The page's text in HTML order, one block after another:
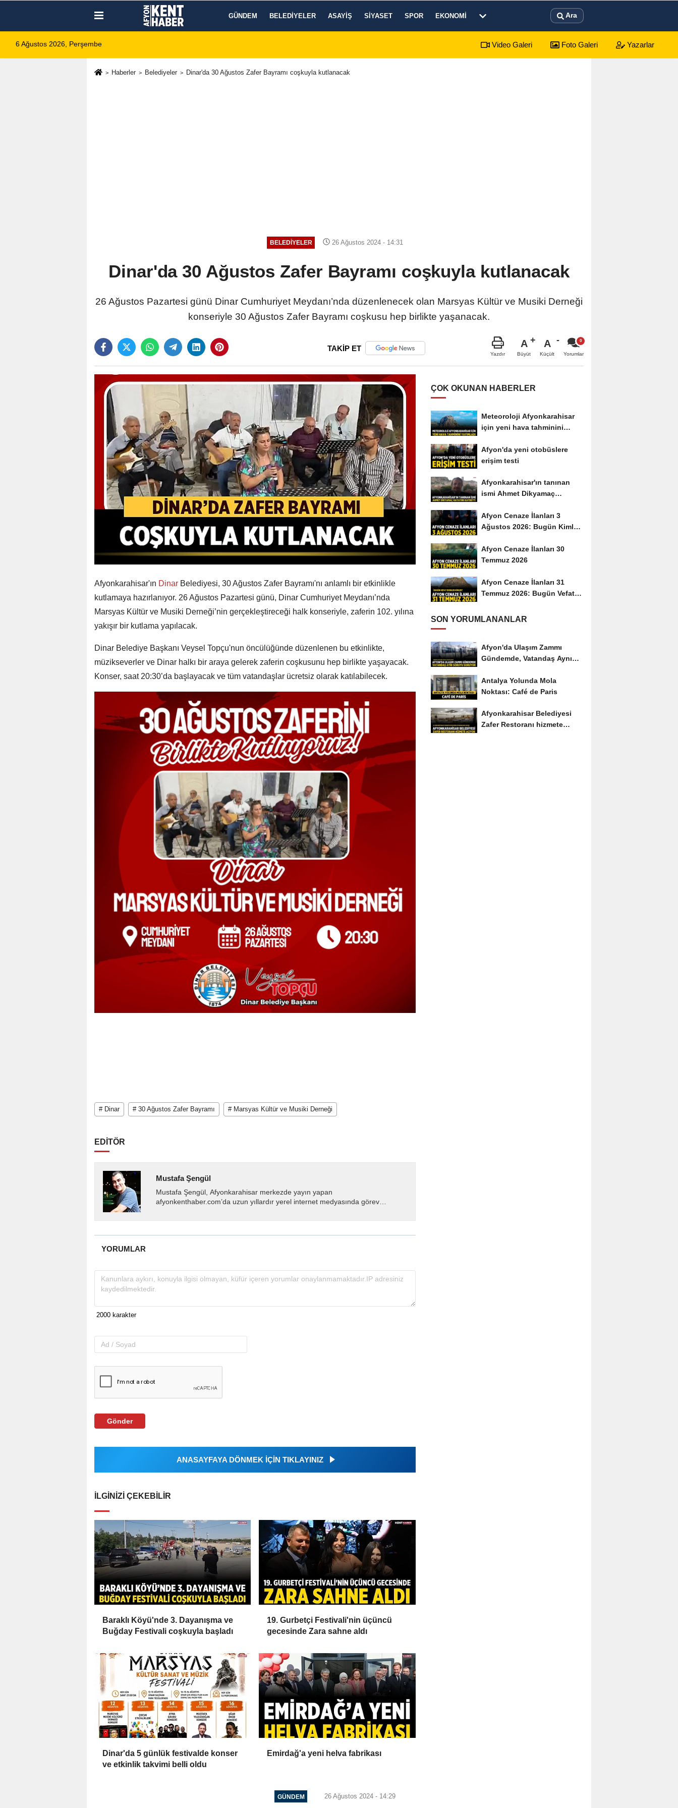
GÜNDEM BELEDIYELER ASAYIŞ SIYASET SPOR EKONOMI Ara
6 Ağustos 2026, Perşembe Video Galeri Foto Galeri Yazarlar
Haberler Belediyeler Dinar'da 30 Ağustos Zafer Bayramı coşkuyla kutlanacak
BELEDIYELER 26 Ağustos 2024 - 14:31
Dinar'da 30 Ağustos Zafer Bayramı coşkuyla kutlanacak
26 Ağustos Pazartesi günü Dinar Cumhuriyet Meydanı’nda düzenlenecek olan Marsyas Kültür ve Musiki Derneği
konseriyle 30 Ağustos Zafer Bayramı coşkusu hep birlikte yaşanacak.
TAKİP ET
Yazdır
A
Büyüt
A
Küçült Yorumlar
Afyonkarahisar'ın Dinar Belediyesi, 30 Ağustos Zafer Bayramı'nı anlamlı bir etkinlikle
kutlamaya hazırlanıyor. 26 Ağustos Pazartesi günü, Dinar Cumhuriyet Meydanı’nda
Marsyas Kültür ve Musiki Derneği’nin gerçekleştireceği halk konseriyle, zaferin 102. yılına
yakışır bir kutlama yapılacak.
Dinar Belediye Başkanı Veysel Topçu'nun öncülüğünde düzenlenen bu etkinlikte,
müzikseverler ve Dinar halkı bir araya gelerek zaferin coşkusunu hep birlikte yaşayacak.
Konser, saat 20:30’da başlayacak ve tüm vatandaşlar ücretsiz olarak katılabilecek.
# Dinar # 30 Ağustos Zafer Bayramı # Marsyas Kültür ve Musiki Derneği
EDİTÖR
Mustafa Şengül
Mustafa Şengül, Afyonkarahisar merkezde yayın yapan
afyonkenthaber.com’da uzun yıllardır yerel internet medyasında görev
YORUMLAR
Gönder
ANASAYFAYA DÖNMEK İÇİN TIKLAYINIZ
İLGINIZI ÇEKEBILIR
Baraklı Köyü'nde 3. Dayanışma ve
Buğday Festivali coşkuyla başladı
19. Gurbetçi Festivali'nin üçüncü
gecesinde Zara sahne aldı
Dinar'da 5 günlük festivalde konser
ve etkinlik takvimi belli oldu
Emirdağ'a yeni helva fabrikası
ÇOK OKUNAN HABERLER
Meteoroloji Afyonkarahisar
için yeni hava tahminini
Afyon'da yeni otobüslere
erişim testi
Afyonkarahisar'ın tanınan
ismi Ahmet Dikyamaç
Afyon Cenaze İlanları 3
Ağustos 2026: Bugün Kimler
Afyon Cenaze İlanları 30
Temmuz 2026
Afyon Cenaze İlanları 31
Temmuz 2026: Bugün Vefat
SON YORUMLANANLAR
Afyon'da Ulaşım Zammı
Gündemde, Vatandaş Aynı
Antalya Yolunda Mola
Noktası: Café de Paris
Afyonkarahisar Belediyesi
Zafer Restoranı hizmete
GÜNDEM 26 Ağustos 2024 - 14:29